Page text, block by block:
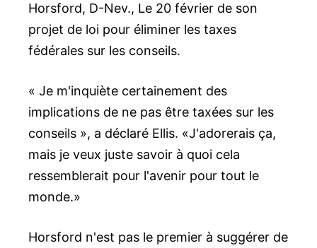
Horsford, D-Nev., Le 20 février de son
projet de loi pour éliminer les taxes
fédérales sur les conseils.
« Je m'inquiète certainement des
implications de ne pas être taxées sur les
conseils », a déclaré Ellis. «J'adorerais ça,
mais je veux juste savoir à quoi cela
ressemblerait pour l'avenir pour tout le
monde.»
Horsford n'est pas le premier à suggérer de